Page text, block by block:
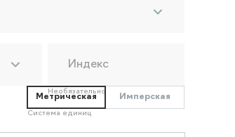
Индекс
Необязательно
Метрическая Имперская
Система единиц